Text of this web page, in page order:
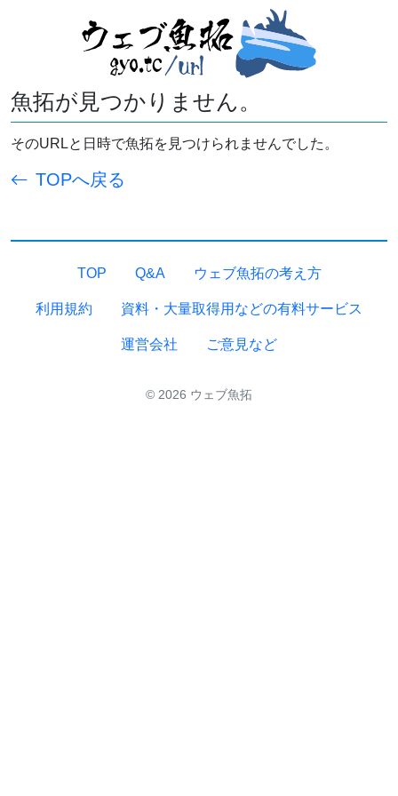
魚拓が見つかりません。
そのURLと日時で魚拓を見つけられませんでした。
TOPへ戻る
TOP Q&A ウェブ魚拓の考え方
利用規約 資料・大量取得用などの有料サービス
運営会社 ご意見など
© 2026 ウェブ魚拓